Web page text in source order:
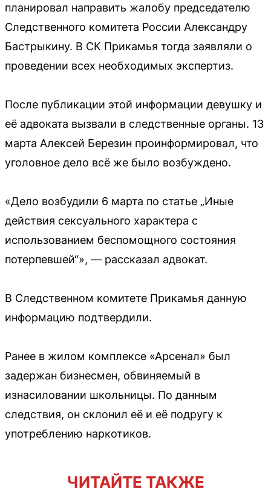
планировал направить жалобу председателю
Следственного комитета России Александру
Бастрыкину. В СК Прикамья тогда заявляли о
проведении всех необходимых экспертиз.
После публикации этой информации девушку и
её адвоката вызвали в следственные органы. 13
марта Алексей Березин проинформировал, что
уголовное дело всё же было возбуждено.
«Дело возбудили 6 марта по статье „Иные
действия сексуального характера с
использованием беспомощного состояния
потерпевшей“», — рассказал адвокат.
В Следственном комитете Прикамья данную
информацию подтвердили.
Ранее в жилом комплексе «Арсенал» был
задержан бизнесмен, обвиняемый в
изнасиловании школьницы. По данным
следствия, он склонил её и её подругу к
употреблению наркотиков.
ЧИТАЙТЕ ТАКЖЕ